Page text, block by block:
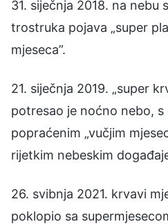
31. siječnja 2018. na nebu
trostruka pojava „super
mjeseca”.
21. siječnja 2019. „super
potresao je noćno nebo,
popraćenim „vučjim
rijetkim nebeskim
26. svibnja 2021. krvavi
poklopio sa